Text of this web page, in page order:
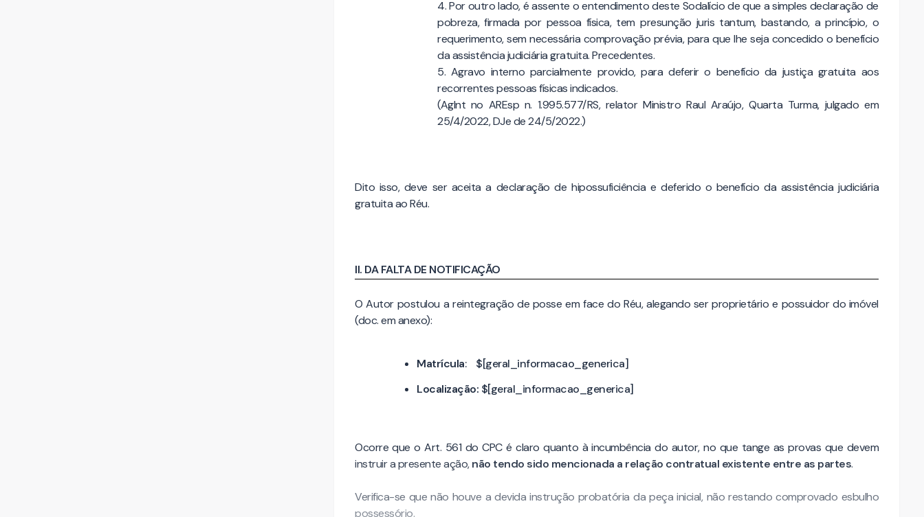
4. Por outro lado, é assente o entendimento deste Sodalício de que a simples declaração de
pobreza, firmada por pessoa física, tem presunção juris tantum, bastando, a princípio, o
requerimento, sem necessária comprovação prévia, para que lhe seja concedido o benefício
da assistência judiciária gratuita. Precedentes.
5. Agravo interno parcialmente provido, para deferir o benefício da justiça gratuita aos
recorrentes pessoas físicas indicados.
(AgInt no AREsp n. 1.995.577/RS, relator Ministro Raul Araújo, Quarta Turma, julgado em
25/4/2022, DJe de 24/5/2022.)
Dito isso, deve ser aceita a declaração de hipossuficiência e deferido o benefício da assistência judiciária
gratuita ao Réu.
II. DA FALTA DE NOTIFICAÇÃO
O Autor postulou a reintegração de posse em face do Réu, alegando ser proprietário e possuidor do imóvel
(doc. em anexo):
Matrícula: $[geral_informacao_generica]
Localização: $[geral_informacao_generica]
Ocorre que oArt. 561 do CPC é claro quanto à incumbência do autor, no que tange as provas que devem
instruir a presente ação,não tendo sido mencionada a relação contratual existente entre as partes.
Verifica-se que não houve a devida instrução probatória da peça inicial, não restando comprovado esbulho
possessório.